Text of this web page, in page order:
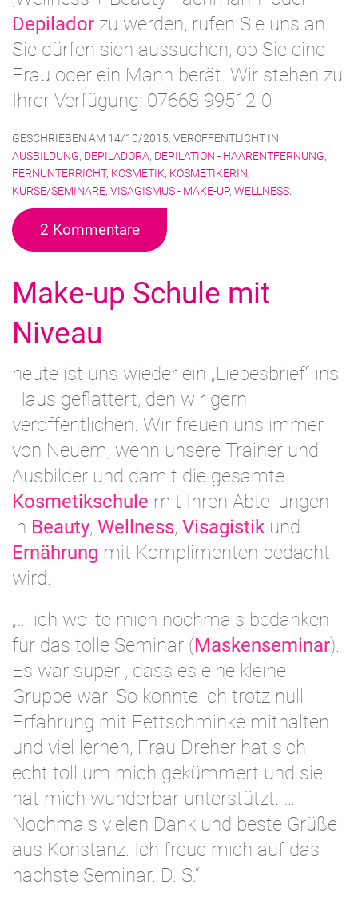
Depilador zu werden, rufen Sie uns an.
Sie dürfen sich aussuchen, ob Sie eine
Frau oder ein Mann berät. Wir stehen zu
Ihrer Verfügung: 07668 99512-0
GESCHRIEBEN AM 14/10/2015. VERÖFFENTLICHT IN
AUSBILDUNG, DEPILADORA, DEPILATION - HAARENTFERNUNG,
FERNUNTERRICHT, KOSMETIK, KOSMETIKERIN,
KURSE/SEMINARE, VISAGISMUS - MAKE-UP, WELLNESS.
2 Kommentare
Make-up Schule mit
Niveau
heute ist uns wieder ein „Liebesbrief“ ins
Haus geflattert, den wir gern
veröffentlichen. Wir freuen uns immer
von Neuem, wenn unsere Trainer und
Ausbilder und damit die gesamte
Kosmetikschule mit Ihren Abteilungen
in Beauty, Wellness, Visagistik und
Ernährung mit Komplimenten bedacht
wird.
„… ich wollte mich nochmals bedanken
für das tolle Seminar (Maskenseminar).
Es war super , dass es eine kleine
Gruppe war. So konnte ich trotz null
Erfahrung mit Fettschminke mithalten
und viel lernen, Frau Dreher hat sich
echt toll um mich gekümmert und sie
hat mich wunderbar unterstützt. …
Nochmals vielen Dank und beste Grüße
aus Konstanz. Ich freue mich auf das
nächste Seminar. D. S.“